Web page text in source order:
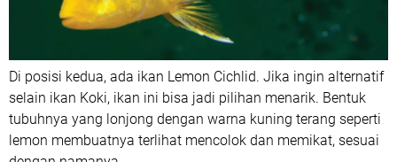
Di posisi kedua, ada ikan Lemon Cichlid. Jika ingin alternatif
selain ikan Koki, ikan ini bisa jadi pilihan menarik. Bentuk
tubuhnya yang lonjong dengan warna kuning terang seperti
lemon membuatnya terlihat mencolok dan memikat, sesuai